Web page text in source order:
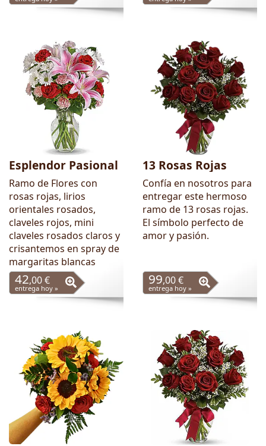
Esplendor Pasional
Ramo de Flores con
rosas rojas, lirios
orientales rosados,
claveles rojos, mini
claveles rosados claros y
crisantemos en spray de
margaritas blancas
42,00 €
entrega hoy »
13 Rosas Rojas
Confía en nosotros para
entregar este hermoso
ramo de 13 rosas rojas.
El símbolo perfecto de
amor y pasión.
99,00 €
entrega hoy »